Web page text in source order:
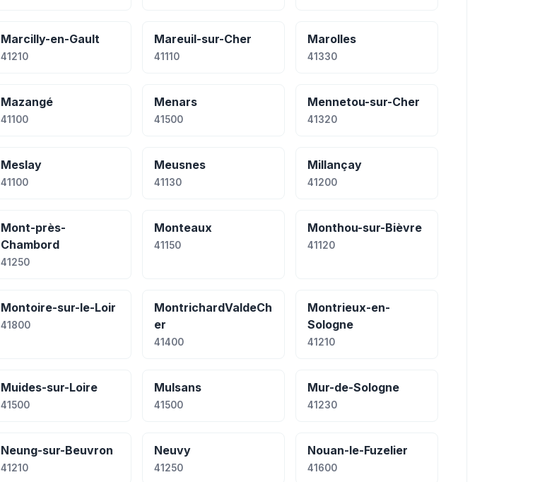
Marcilly-en-Gault
41210
Mareuil-sur-Cher
41110
Marolles
41330
Mazangé
41100
Menars
41500
Mennetou-sur-Cher
41320
Meslay
41100
Meusnes
41130
Millançay
41200
Mont-près-
Chambord
41250
Monteaux
41150
Monthou-sur-Bièvre
41120
Montoire-sur-le-Loir
41800
MontrichardValdeCh
er
41400
Montrieux-en-
Sologne
41210
Muides-sur-Loire
41500
Mulsans
41500
Mur-de-Sologne
41230
Neung-sur-Beuvron
41210
Neuvy
41250
Nouan-le-Fuzelier
41600